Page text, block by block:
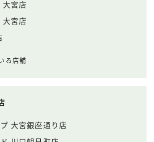
大宮店
大宮店
る店舗
大宮銀座通り店